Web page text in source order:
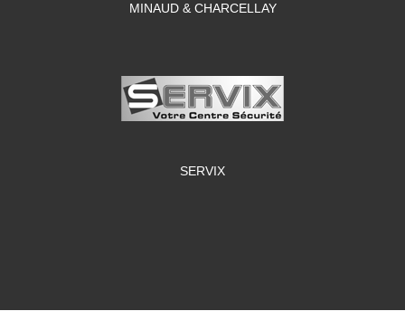
MINAUD & CHARCELLAY
SERVIX